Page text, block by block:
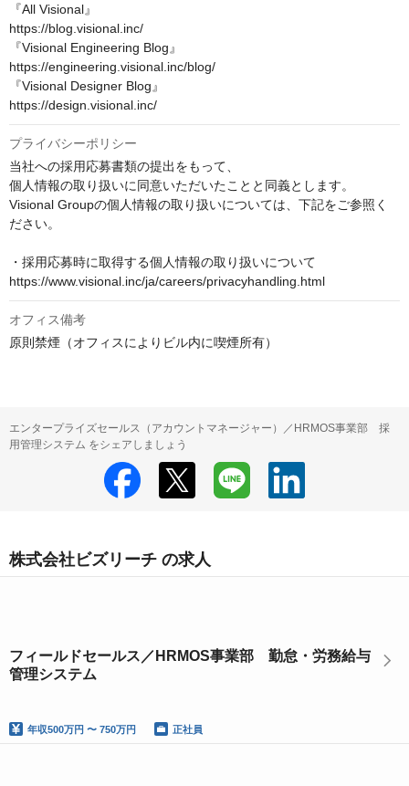
『All Visional』
https://blog.visional.inc/
『Visional Engineering Blog』
https://engineering.visional.inc/blog/
『Visional Designer Blog』
https://design.visional.inc/
プライバシーポリシー
当社への採用応募書類の提出をもって、
個人情報の取り扱いに同意いただいたことと同義とします。
Visional Groupの個人情報の取り扱いについては、下記をご参照く
ださい。
・採用応募時に取得する個人情報の取り扱いについて
https://www.visional.inc/ja/careers/privacyhandling.html
オフィス備考
原則禁煙（オフィスによりビル内に喫煙所有）
エンタープライズセールス（アカウントマネージャー）／HRMOS事業部 採
用管理システム をシェアしましょう
株式会社ビズリーチ の求人
フィールドセールス／HRMOS事業部 勤怠・労務給与
管理システム
年収500万円 〜 750万円 正社員